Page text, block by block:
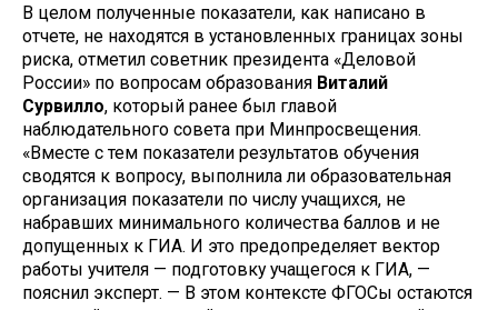
В целом полученные показатели, как написано в
отчете, не находятся в установленных границах зоны
риска, отметил советник президента «Деловой
России» по вопросам образования Виталий
Сурвилло, который ранее был главой
наблюдательного совета при Минпросвещения.
«Вместе с тем показатели результатов обучения
сводятся к вопросу, выполнила ли образовательная
организация показатели по числу учащихся, не
набравших минимального количества баллов и не
допущенных к ГИА. И это предопределяет вектор
работы учителя — подготовку учащегося к ГИА, —
пояснил эксперт. — В этом контексте ФГОСы остаются